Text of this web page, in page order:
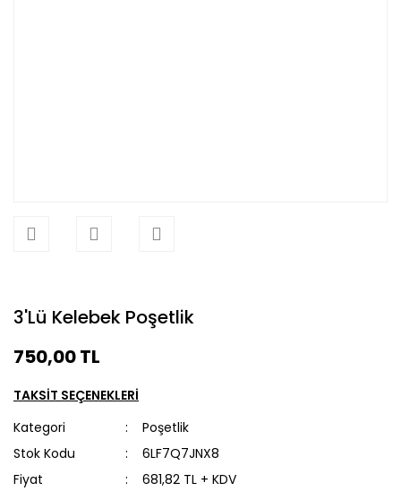
3'Lü Kelebek Poşetlik
750,00 TL
TAKSİT SEÇENEKLERİ
Kategori
Poşetlik
Stok Kodu
6LF7Q7JNX8
Fiyat
681,82 TL + KDV